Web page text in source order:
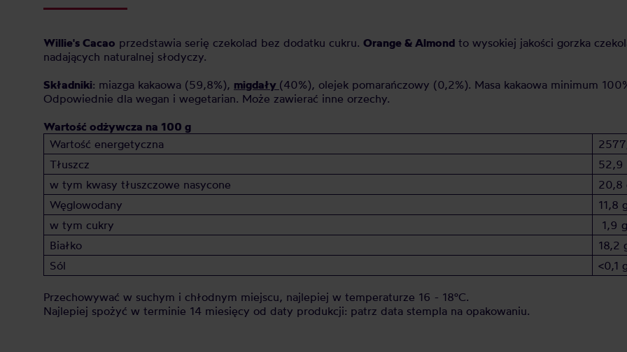
Willie's Cacao przedstawia serię czekolad bez dodatku cukru. Orange & Almond to wysokiej jakości gorzka
nadających naturalnej słodyczy.
Składniki: miazga kakaowa (59,8%), migdały (40%), olejek pomarańczowy (0,2%). Masa kakaowa minimum
Odpowiednie dla wegan i wegetarian. Może zawierać inne orzechy.
Wartość odżywcza na 100 g
Wartość energetyczna
Tłuszcz
52,9
w tym kwasy tłuszczowe nasycone
20,8
Węglowodany
11,8 g
w tym cukry
1,9 g
Białko
18,2
Sól
<0,1 g
Przechowywać w suchym i chłodnym miejscu, najlepiej w temperaturze 16 - 18°C.
Najlepiej spożyć w terminie 14 miesięcy od daty produkcji: patrz data stempla na opakowaniu.